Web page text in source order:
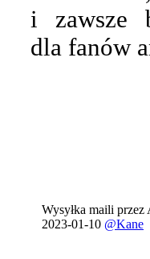
i zawsze
dla fanów
Wysyłka maili
2023-01-10 @Kane